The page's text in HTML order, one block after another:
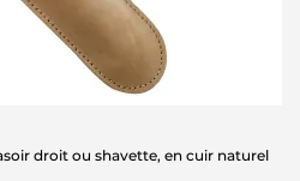
droit ou shavette, en cuir naturel